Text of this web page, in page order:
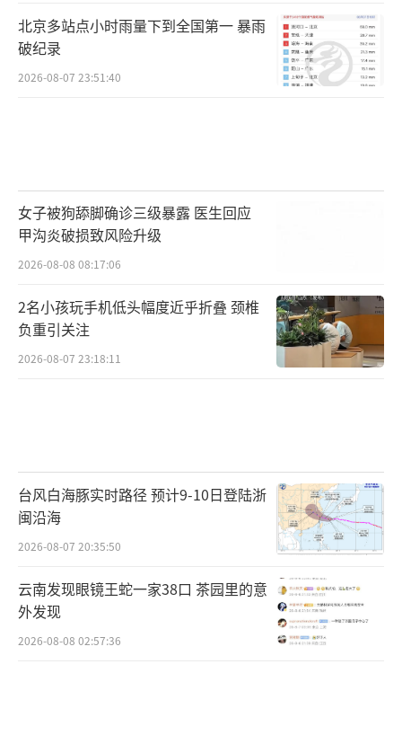
北京多站点小时雨量下到全国第一 暴雨
破纪录
2026-08-07 23:51:40
女子被狗舔脚确诊三级暴露 医生回应
甲沟炎破损致风险升级
2026-08-08 08:17:06
2名小孩玩手机低头幅度近乎折叠 颈椎
负重引关注
2026-08-07 23:18:11
台风白海豚实时路径 预计9-10日登陆浙
闽沿海
2026-08-07 20:35:50
云南发现眼镜王蛇一家38口 茶园里的意
外发现
2026-08-08 02:57:36